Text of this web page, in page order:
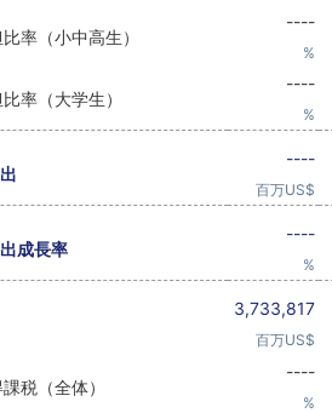
率（小中高生）
----
%
率（大学生）
----
%
----
百万US$
成長率
----
%
3,733,817
百万US$
税（全体）
----
%